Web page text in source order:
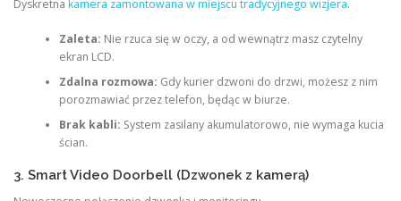
Dyskretna kamera zamontowana w miejscu tradycyjnego wizjera.
Zaleta: Nie rzuca się w oczy, a od wewnątrz masz czytelny
ekran LCD.
Zdalna rozmowa: Gdy kurier dzwoni do drzwi, możesz z nim
porozmawiać przez telefon, będąc w biurze.
Brak kabli: System zasilany akumulatorowo, nie wymaga kucia
ścian.
3. Smart Video Doorbell (Dzwonek z kamerą)